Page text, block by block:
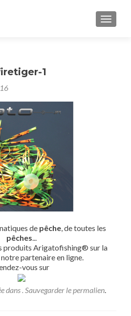
1
de pêche, de toutes les
pêches...
produits Arigatofishing® sur la
partenaire en ligne.
vous sur
dans . Sauvegarder lepermalien.